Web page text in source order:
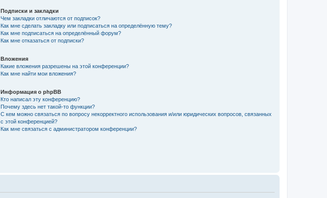
Подписки и закладки
Чем закладки отличаются от подписок?
Как мне сделать закладку или подписаться на определённую тему?
Как мне подписаться на определённый форум?
Как мне отказаться от подписки?
Вложения
Какие вложения разрешены на этой конференции?
Как мне найти мои вложения?
Информация о phpBB
Кто написал эту конференцию?
Почему здесь нет такой-то функции?
С кем можно связаться по вопросу некорректного использования и/или юридических вопросов, связанных
с этой конференцией?
Как мне связаться с администратором конференции?